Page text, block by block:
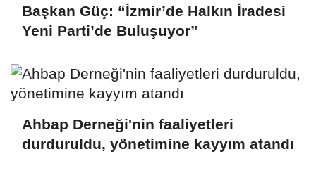
Başkan Güç: “İzmir’de Halkın İradesi
Yeni Parti’de Buluşuyor”
Ahbap Derneği'nin faaliyetleri
durduruldu, yönetimine kayyım atandı